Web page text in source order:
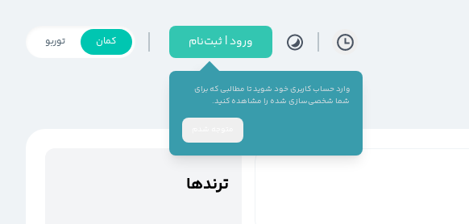
ورود | ثبت‌نام
وارد حساب کاربری خود شوید تا مطالبی که برای
شما شخصی‌سازی شده را مشاهده کنید.
کمان توربو
ترند‌ها